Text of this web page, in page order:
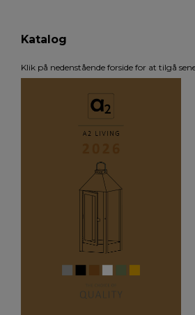
Katalog
Klik på nedenstående forside for at tilgå